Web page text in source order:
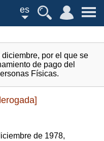
es
por el que se
de pago del
Físicas.
de 1978,